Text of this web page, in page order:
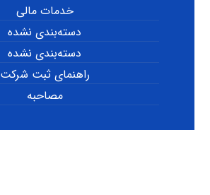
خدمات مالی
دسته‌بندی نشده
دسته‌بندی نشده
راهنمای ثبت شرکت
مصاحبه